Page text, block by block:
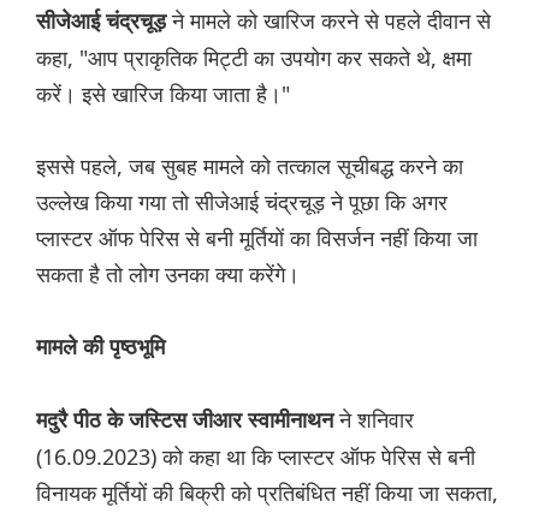
सीजेआई चंद्रचूड़ने मामले को खारिज करने से पहले दीवान से
कहा, "आप प्राकृतिक मिट्टी का उपयोग कर सकते थे, क्षमा
करें। इसे खारिज किया जाता है।"
इससे पहले, जब सुबह मामले को तत्काल सूचीबद्ध करने का
उल्लेख किया गया तो सीजेआई चंद्रचूड़ ने पूछा कि अगर
प्लास्टर ऑफ पेरिस से बनी मूर्तियों का विसर्जन नहीं किया जा
सकता है तो लोग उनका क्या करेंगे।
मामले की पृष्ठभूमि
मदुरै पीठ के जस्टिस जीआर स्वामीनाथनने शनिवार
(16.09.2023) को कहा था कि प्लास्टर ऑफ पेरिस से बनी
विनायक मूर्तियों की बिक्री को प्रतिबंधित नहीं किया जा सकता,